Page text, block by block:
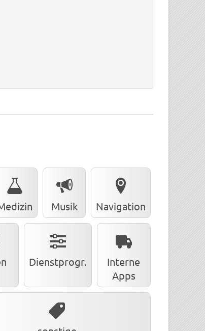
Musik Navigation
Dienstprogr.
Interne
Apps